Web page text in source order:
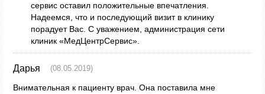
сервис оставил положительные впечатления.
Надеемся, что и последующий визит в клинику
порадует Вас. С уважением, администрация сети
клиник «МедЦентрСервис».
Дарья (08.05.2019)
Внимательная к пациенту врач. Она поставила мне